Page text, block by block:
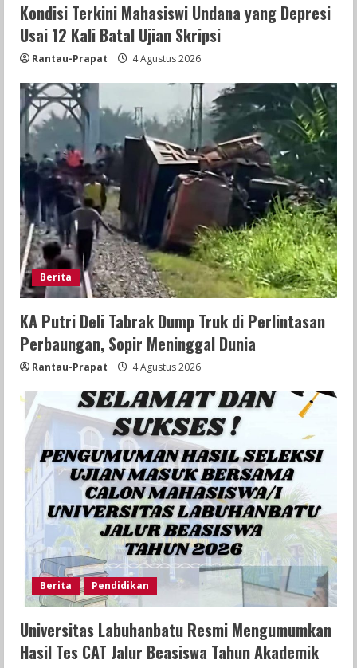
Kondisi Terkini Mahasiswi Undana yang Depresi
Usai 12 Kali Batal Ujian Skripsi
Rantau-Prapat 4 Agustus 2026
Berita
KA Putri Deli Tabrak Dump Truk di Perlintasan
Perbaungan, Sopir Meninggal Dunia
Rantau-Prapat 4 Agustus 2026
Berita Pendidikan
Universitas Labuhanbatu Resmi Mengumumkan
Hasil Tes CAT Jalur Beasiswa Tahun Akademik